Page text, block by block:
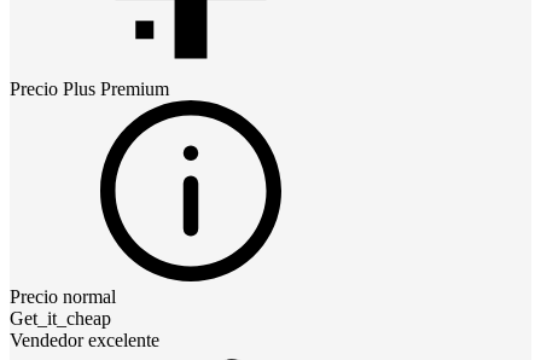
Precio Plus Premium
Precio normal
Get_it_cheap
Vendedor excelente